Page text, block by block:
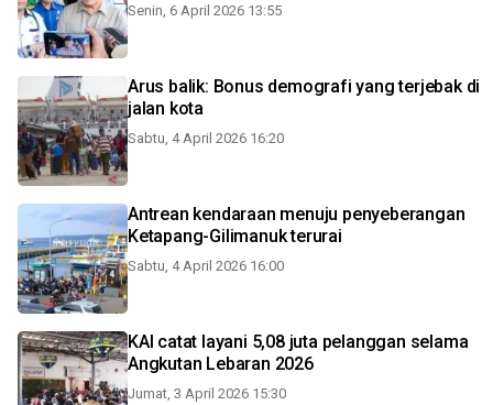
Senin, 6 April 2026 13:55
Arus balik: Bonus demografi yang terjebak di
jalan kota
Sabtu, 4 April 2026 16:20
Antrean kendaraan menuju penyeberangan
Ketapang-Gilimanuk terurai
Sabtu, 4 April 2026 16:00
KAI catat layani 5,08 juta pelanggan selama
Angkutan Lebaran 2026
Jumat, 3 April 2026 15:30